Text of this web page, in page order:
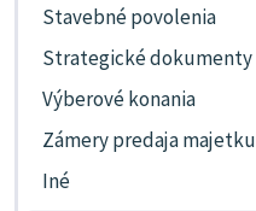
Stavebné povolenia
Strategické dokumenty
Výberové konania
Zámery predaja majetku
Iné